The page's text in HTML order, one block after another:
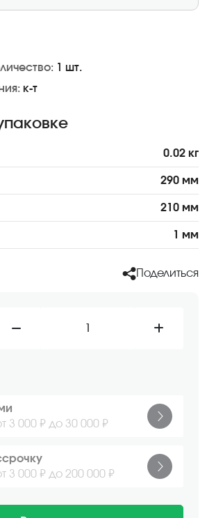
1 шт.
к-т
0.02 кг
290 мм
210 мм
1 мм
Поделиться
3 000 ₽ до 30 000 ₽
3 000 ₽ до 200 000 ₽